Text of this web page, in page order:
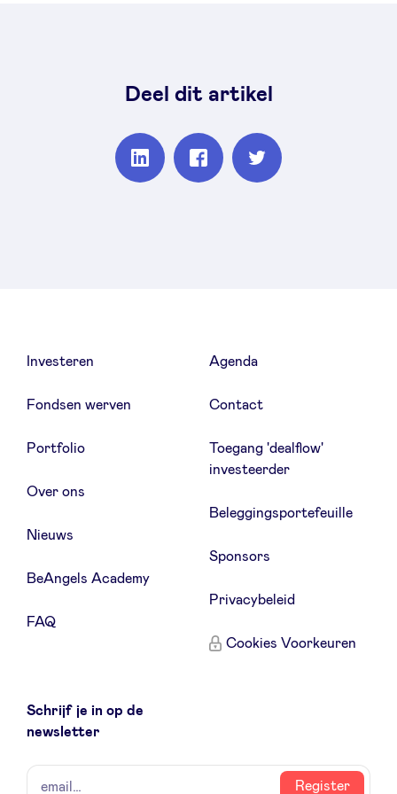
Deel dit artikel
PartagerPartagerPartager
Investeren
Fondsen werven
Portfolio
Over ons
Nieuws
BeAngels Academy
FAQ
Agenda
Contact
Toegang 'dealflow'
investeerder
Beleggingsportefeuille
Sponsors
Privacybeleid
Cookies Voorkeuren
Schrijf je in op de
newsletter
naam
email
Register